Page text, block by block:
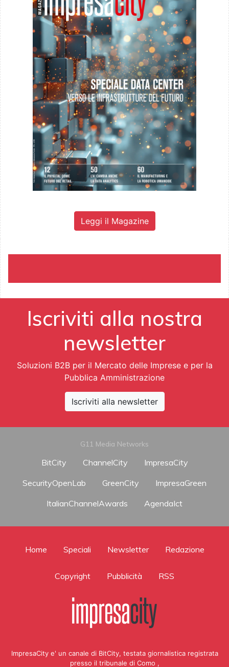
Leggi il Magazine
Iscriviti alla nostra
newsletter
Soluzioni B2B per il Mercato delle Imprese e per la
Pubblica Amministrazione
Iscriviti alla newsletter
G11 Media Networks
BitCity ChannelCity
ImpresaCity
SecurityOpenLab
GreenCity
ImpresaGreen
ItalianChannelAwards
AgendaIct
Home Speciali Newsletter Redazione
Copyright Pubblicità RSS
ImpresaCity e' un canale di BitCity, testata giornalistica registrata
presso il tribunale di Como ,